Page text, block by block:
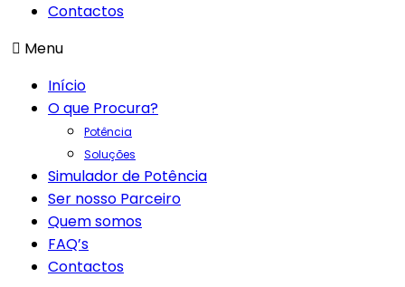
Contactos
Menu
Início
O que Procura?
Potência
Soluções
Simulador de Potência
Ser nosso Parceiro
Quem somos
FAQ’s
Contactos